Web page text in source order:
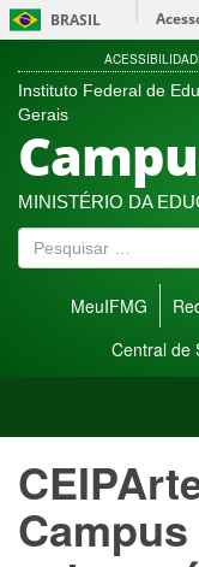
direto
menu
BRASIL
Instituto Federal de
Gerais
MINISTÉRIO DA
MeuIFMG
Central de